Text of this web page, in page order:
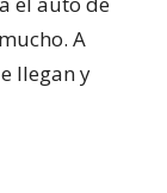
A
llegan y